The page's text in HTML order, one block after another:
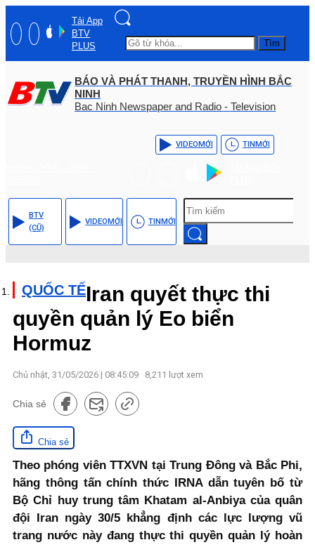
Tải App
BTV
PLUS
Tìm
BÁO VÀ PHÁT THANH, TRUYỀN HÌNH BẮC
NINH
Bac Ninh Newspaper and Radio - Television
VIDEOMỚI TINMỚI
BTV
(CŨ)
VIDEOMỚI TINMỚI
QUỐC TẾIran quyết thực thi
quyền quản lý Eo biển
Hormuz
Chủ nhật, 31/05/2026 | 08:45:09 8,211 lượt xem
Chia sẻ
Chia sẻ
Theo phóng viên TTXVN tại Trung Đông và Bắc Phi,
hãng thông tấn chính thức IRNA dẫn tuyên bố từ
Bộ Chỉ huy trung tâm Khatam al-Anbiya của quân
đội Iran ngày 30/5 khẳng định các lực lượng vũ
trang nước này đang thực thi quyền quản lý hoàn